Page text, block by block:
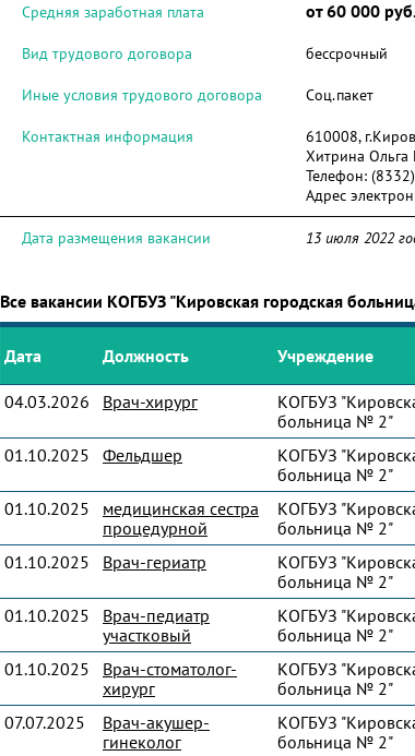
Средняя заработная плата от 60 000
Вид трудового договора бессрочный
Иные условия трудового договора Соц.пакет
Контактная информация
610008,
Хитрина Ольга
Телефон:
Адрес
Дата размещения вакансии 13 июля 2022
Все вакансии КОГБУЗ "Кировская городская
Дата Должность Учреждение
04.03.2026
Врач-хирург
КОГБУЗ
больница № 2"
01.10.2025 Фельдшер
КОГБУЗ
больница № 2"
01.10.2025
медицинская сестра
процедурной
КОГБУЗ
больница № 2"
01.10.2025 Врач-гериатр
КОГБУЗ
больница № 2"
01.10.2025
Врач-педиатр
участковый
КОГБУЗ
больница № 2"
01.10.2025
Врач-стоматолог-
хирург
КОГБУЗ
больница № 2"
07.07.2025
Врач-акушер-
гинеколог
КОГБУЗ
больница № 2"